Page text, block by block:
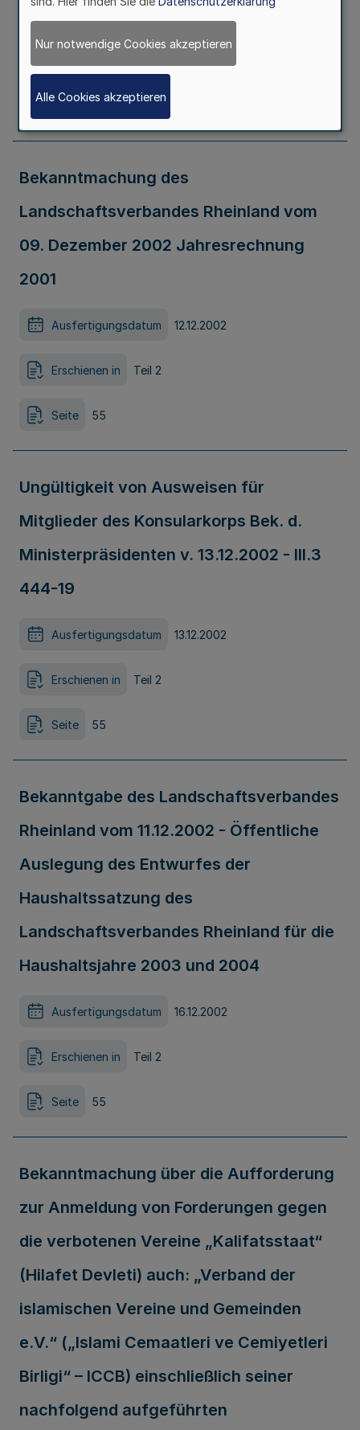
Seite 55
Bekanntmachung des
Landschaftsverbandes Rheinland vom
09. Dezember 2002 Jahresrechnung
2001
Ausfertigungsdatum 12.12.2002
Erschienen in Teil 2
Seite 55
Ungültigkeit von Ausweisen für
Mitglieder des Konsularkorps Bek. d.
Ministerpräsidenten v. 13.12.2002 - III.3
444-19
Ausfertigungsdatum 13.12.2002
Erschienen in Teil 2
Seite 55
Bekanntgabe des Landschaftsverbandes
Rheinland vom 11.12.2002 - Öffentliche
Auslegung des Entwurfes der
Haushaltssatzung des
Landschaftsverbandes Rheinland für die
Haushaltsjahre 2003 und 2004
Ausfertigungsdatum 16.12.2002
Erschienen in Teil 2
Seite 55
Bekanntmachung über die Aufforderung
zur Anmeldung von Forderungen gegen
die verbotenen Vereine „Kalifatsstaat“
(Hilafet Devleti) auch: „Verband der
islamischen Vereine und Gemeinden
e.V.“ („Islami Cemaatleri ve Cemiyetleri
Birligi“ – ICCB) einschließlich seiner
nachfolgend aufgeführten
Nur notwendige Cookies akzeptieren
Alle Cookies akzeptieren